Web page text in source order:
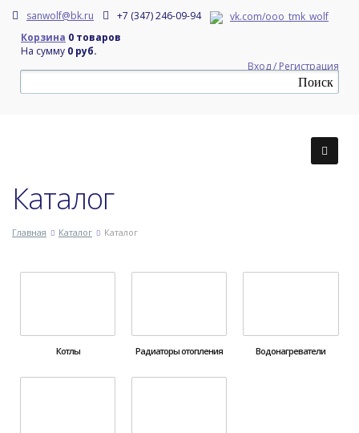
sanwolf@bk.ru +7 (347) 246-09-94
vk.com/ooo_tmk_wolf
Корзина 0 товаров
На сумму 0 руб.
Вход / Регистрация
Каталог
Главная Каталог Каталог
Котлы Радиаторы отопления Водонагреватели